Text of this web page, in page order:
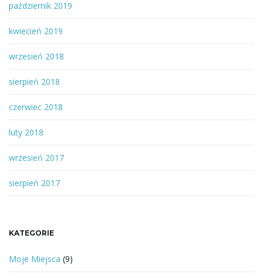
październik 2019
kwiecień 2019
wrzesień 2018
sierpień 2018
czerwiec 2018
luty 2018
wrzesień 2017
sierpień 2017
KATEGORIE
Moje Miejsca (9)